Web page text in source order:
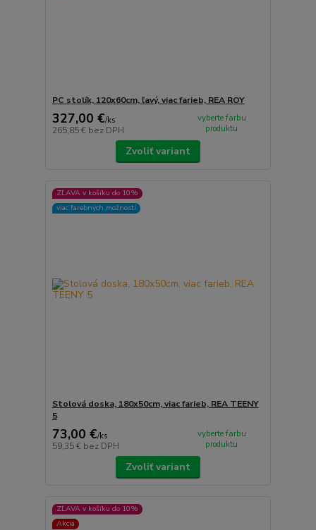
PC stolík, 120x60cm, ľavý, viac farieb, REA ROY
327,00 €/ks
265,85 € bez DPH
vyberte farbu
produktu
Zvoliť variant
ZĽAVA v košíku do 10%
viac farebných možností
Stolová doska, 180x50cm, viac farieb, REA TEENY
5
73,00 €/ks
59,35 € bez DPH
vyberte farbu
produktu
Zvoliť variant
ZĽAVA v košíku do 10%
Akcia